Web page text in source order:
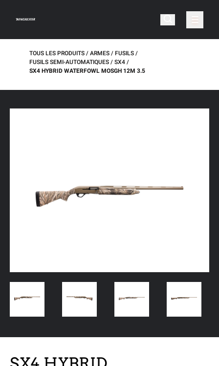
TOUS LES PRODUITS ARMES
FUSILS
FUSILS SEMI-AUTOMATIQUES
SX4
SX4 HYBRID WATERFOWL MOSGH 12M 3.5